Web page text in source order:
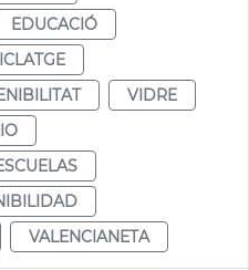
EDUCACIÓ
VIDRE
VALENCIANETA